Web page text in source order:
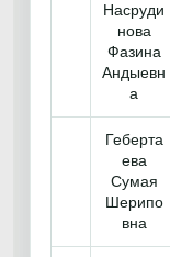
Насруди
нова
Фазина
Андыевн
а
Геберта
ева
Сумая
Шерипо
вна